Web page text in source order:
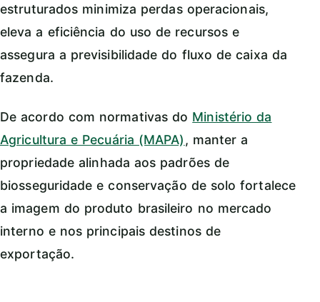
estruturados minimiza perdas operacionais,
eleva a eficiência do uso de recursos e
assegura a previsibilidade do fluxo de caixa da
fazenda.
De acordo com normativas do Ministério da
Agricultura e Pecuária (MAPA), manter a
propriedade alinhada aos padrões de
biosseguridade e conservação de solo fortalece
a imagem do produto brasileiro no mercado
interno e nos principais destinos de
exportação.